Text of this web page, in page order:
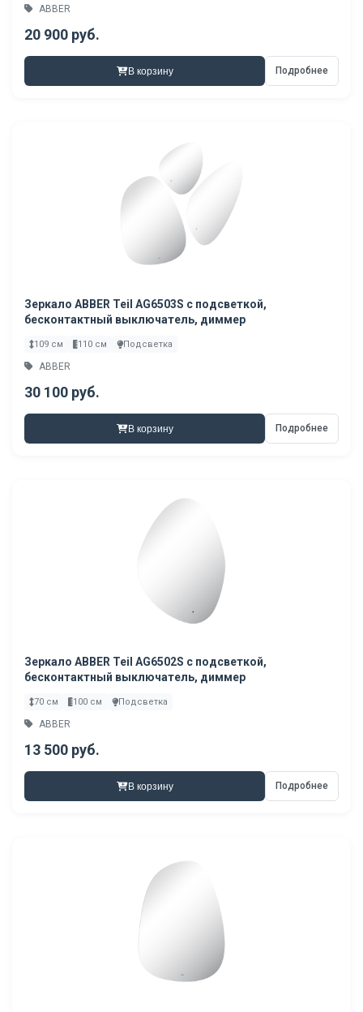
ABBER
20 900 руб.
В корзину Подробнее
Зеркало ABBER Teil AG6503S с подсветкой,
бесконтактный выключатель, диммер
109 см 110 см Подсветка
ABBER
30 100 руб.
В корзину Подробнее
Зеркало ABBER Teil AG6502S с подсветкой,
бесконтактный выключатель, диммер
70 см 100 см Подсветка
ABBER
13 500 руб.
В корзину Подробнее